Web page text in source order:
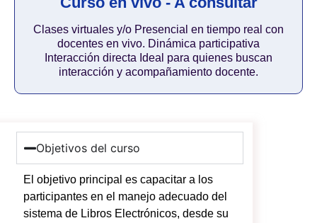
Clases virtuales y/o Presencial en tiempo real con
docentes en vivo. Dinámica participativa
Interacción directa Ideal para quienes buscan
interacción y acompañamiento docente.
Objetivos del curso
El objetivo principal es capacitar a los
participantes en el manejo adecuado del
sistema de Libros Electrónicos, desde su